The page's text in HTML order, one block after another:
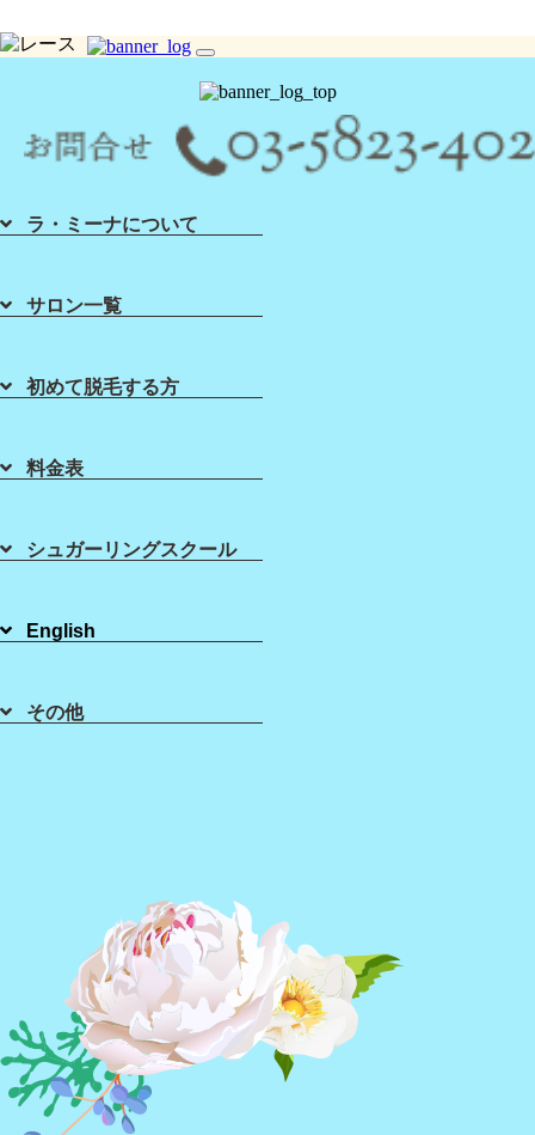
toggle
navigation
ラ・ミーナについて
サロン一覧
初めて脱毛する方
料金表
シュガーリングスクール
English
その他
ホーム 初めて脱毛する方
シュガーリングスクール
ーリング】
2021年07月06日
LaMinaで使用してる乳液、パウダー、美容液からス
クラブまで30%オフが始まっています！
7月中限定のご案内になります！
店頭購入のみになります^_^